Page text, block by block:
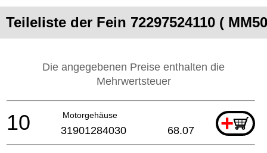
Teileliste der Fein 72297524110 (
Die angegebenen Preise enthalten die
Mehrwertsteuer
Motorgehäuse +
10 31901284030 68.07